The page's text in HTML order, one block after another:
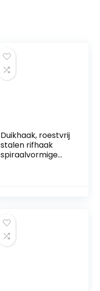
Duikhaak, roestvrij
stalen rifhaak
spiraalvormige